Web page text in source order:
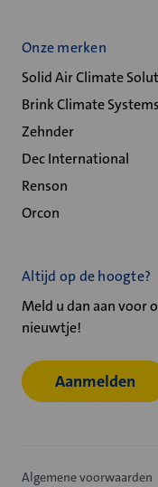
Onze merken
Solid Air Climate
Brink Climate Systems
Zehnder
Dec International
Renson
Orcon
Altijd op de hoogte?
Meld u dan aan voor
nieuwtje!
Aanmelden
Algemene voorwaarden